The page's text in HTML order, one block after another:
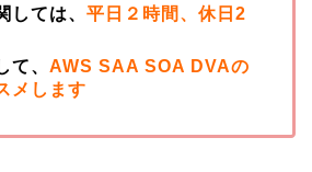
しては、 平日２時間、休日2
て、 AWS SAA SOA DVAの
メします